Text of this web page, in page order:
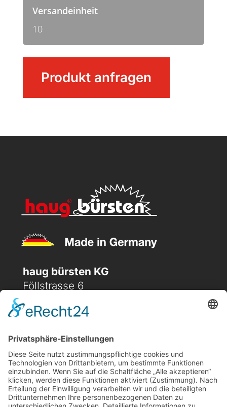
MengeProdukt anfragen
Versandeinheit
10
haug bürsten KG
Föllstrasse 6
 (+49) 08231 / 96 30 96
 office@haugbuersten.de
Weitere Seiten